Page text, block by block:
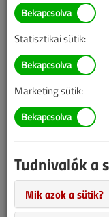
Statisztikai sütik:
Marketing sütik:
Tudnivalók a
Mik azok a sütik?